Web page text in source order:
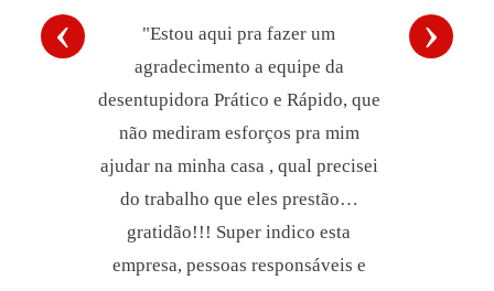
"Estou aqui pra fazer um
agradecimento a equipe da
desentupidora Prático e Rápido, que
não mediram esforços pra mim
ajudar na minha casa , qual precisei
do trabalho que eles prestão…
gratidão!!! Super indico esta
empresa, pessoas responsáveis e
‹ ›